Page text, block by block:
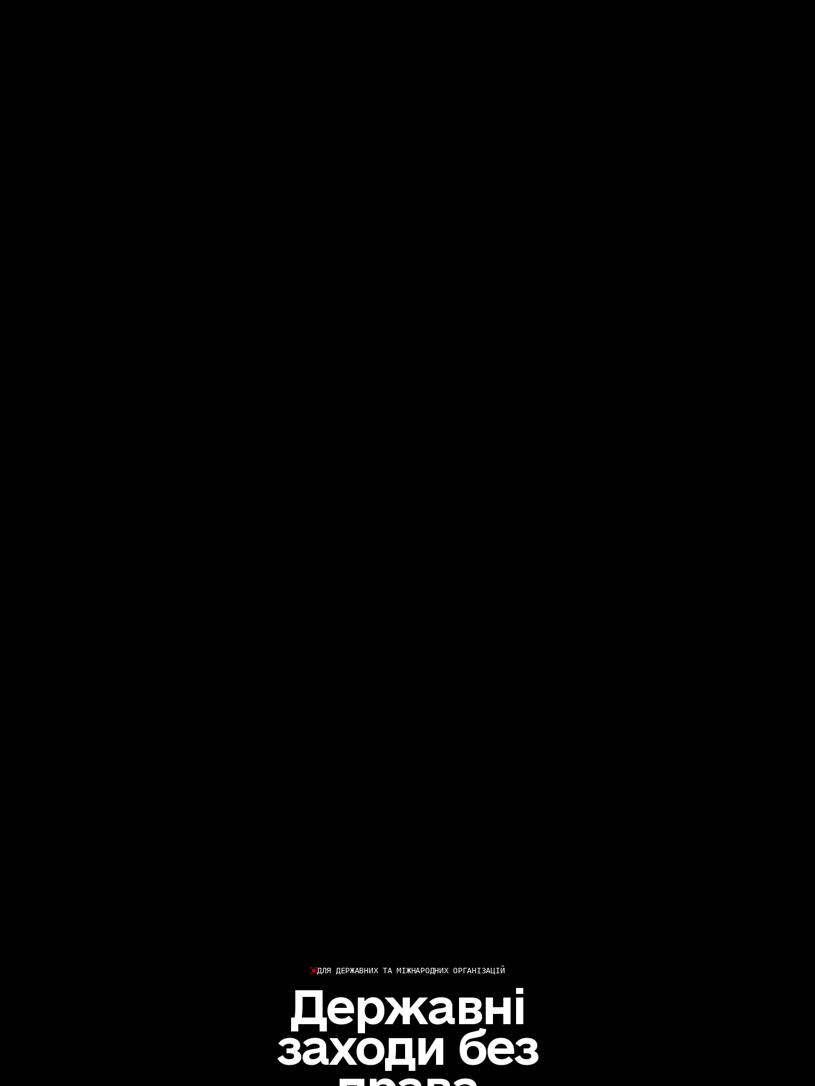
ДЛЯ ДЕРЖАВНИХ ТА МІЖНАРОДНИХ ОРГАНІЗАЦІЙ
Державні
заходи без